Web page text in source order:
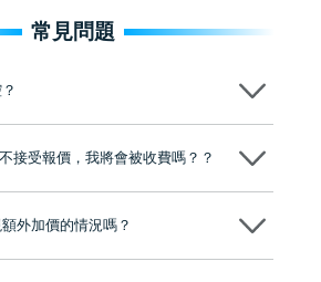
常見問題
袖品牌」，是諾貝爾種植系統全球放心植牙中
家和地區的顧客，受到粵港澳大灣區及周邊城
有任何問題都可以隨時預約免費咨詢，讓人十
接受報價，我將會被收費嗎？？
外加價的情況嗎？